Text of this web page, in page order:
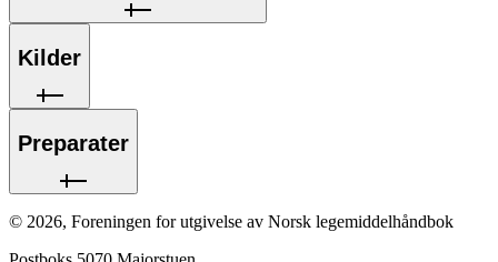
Kilder
Preparater
© 2026, Foreningen for utgivelse av Norsk legemiddelhåndbok